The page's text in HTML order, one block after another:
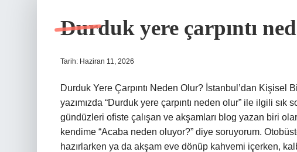
Durduk yere çarpıntı
Tarih: Haziran 11, 2026
Durduk Yere Çarpıntı Neden Olur? İstanbul’dan Kişisel
yazımızda “Durduk yere çarpıntı neden olur” ile ilgili sık
gündüzleri ofiste çalışan ve akşamları blog yazan biri
kendime “Acaba neden oluyor?” diye soruyorum.
hazırlarken ya da akşam eve dönüp kahvemi içerken,